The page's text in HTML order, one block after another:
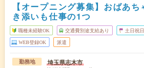
【オープニング募集】おばあ
き添いも仕事の1つ
職種未経験OK 交通費別途支給あり 土日祝
WEB登録OK 派遣
勤務地 埼玉県志木市